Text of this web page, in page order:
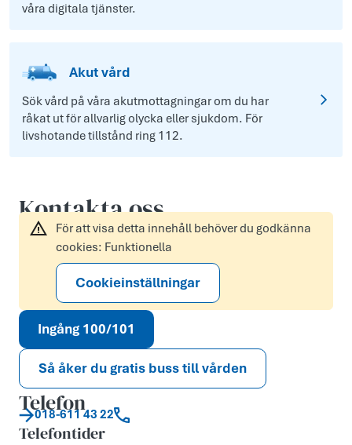
våra digitala tjänster.
Akut vård
Sök vård på våra akutmottagningar om du har
råkat ut för allvarlig olycka eller sjukdom. För
livshotande tillstånd ring 112.
Kontakta oss
För att visa detta innehåll behöver du godkänna
cookies: Funktionella
Cookieinställningar
Ingång 100/101
Så åker du gratis buss till vården
Telefon
018-611 43 22
Telefontider